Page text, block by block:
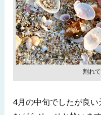
割れ
4月の中旬でしたが良